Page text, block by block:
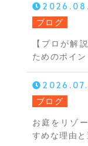
ブログ
【プロが解
ためのポイ
ブログ
お庭をリゾ
すめな理由